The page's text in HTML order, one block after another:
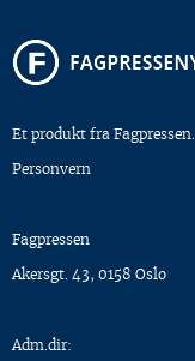
Et produkt fra Fagpressen.
Personvern
Fagpressen
Akersgt. 43, 0158 Oslo
Adm.dir: